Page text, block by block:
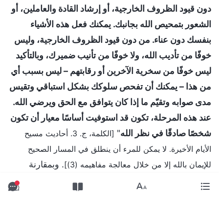
دون قيود الظروف الخارجية، أو إرشاد القادة والعاملين، أو
الشعور بتمحيص الله بجانبك. يمكنك فعل هذه الأشياء
بنفسك دون عناء. من دون قيود الظروف الخارجية، وليس
خوفًا من تأديب الله، ولا خوفًا من تأنيب ضميرك، وبالتأكيد
ليس خوفًا من سخرية الآخرين أو رقابتهم – ليس بسبب أي
من هذا – يمكنك أن تفحص سلوكك بشكل استباقي وتقيس
مدى صوابه وتقيّم ما إذا كان يتوافق مع الحق ويرضي الله.
عند هذه المرحلة، تكون قد استوفيت أساسًا معيار أن تكون
شخصًا صادقًا في نظر الله"
[الكلمة، ج. 3. أحاديث مسيح
الأيام الأخيرة. لا يمكن للمرء أن ينطلق في المسار الصحيح
للإيمان بالله إلا من خلال معالجة مفاهيمه (3)]
. وبمقارنة
نفسي بمعيار الشخص الصادق الذي يطلبه الله، أعلم أنني